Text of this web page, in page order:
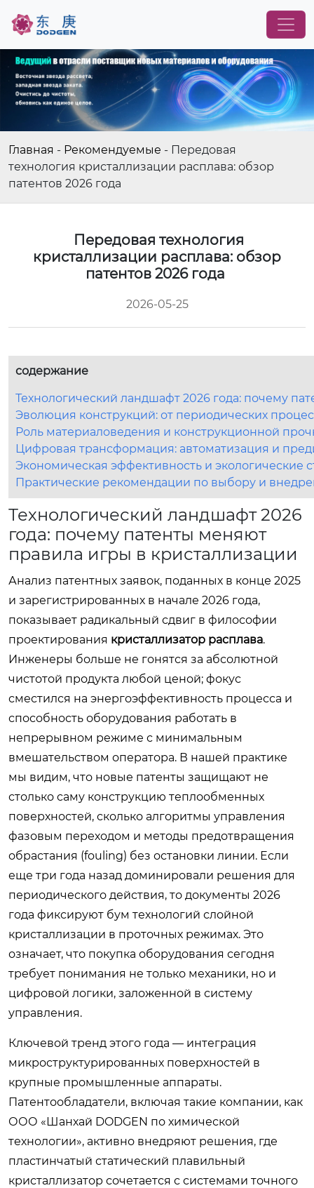
Главная - Рекомендуемые - Передовая
технология кристаллизации расплава: обзор
патентов 2026 года
Передовая технология
кристаллизации расплава: обзор
патентов 2026 года
2026-05-25
содержание
Технологический ландшафт 2026 года: почему
Эволюция конструкций: от периодических
Роль материаловедения и конструкционной
Цифровая трансформация: автоматизация и
Экономическая эффективность и экологические
Практические рекомендации по выбору и
Технологический ландшафт 2026
года: почему патенты меняют
правила игры в кристаллизации
Анализ патентных заявок, поданных в конце 2025
и зарегистрированных в начале 2026 года,
показывает радикальный сдвиг в философии
проектирования кристаллизатор расплава.
Инженеры больше не гонятся за абсолютной
чистотой продукта любой ценой; фокус
сместился на энергоэффективность процесса и
способность оборудования работать в
непрерывном режиме с минимальным
вмешательством оператора. В нашей практике
мы видим, что новые патенты защищают не
столько саму конструкцию теплообменных
поверхностей, сколько алгоритмы управления
фазовым переходом и методы предотвращения
обрастания (fouling) без остановки линии. Если
еще три года назад доминировали решения для
периодического действия, то документы 2026
года фиксируют бум технологий слойной
кристаллизации в проточных режимах. Это
означает, что покупка оборудования сегодня
требует понимания не только механики, но и
цифровой логики, заложенной в систему
управления.
Ключевой тренд этого года — интеграция
микроструктурированных поверхностей в
крупные промышленные аппараты.
Патентообладатели, включая такие компании, как
ООО «Шанхай DODGEN по химической
технологии», активно внедряют решения, где
пластинчатый статический плавильный
кристаллизатор сочетается с системами точного